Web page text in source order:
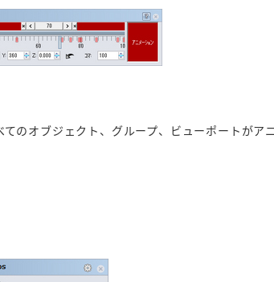
のオブジェクト、グループ、ビューポートが